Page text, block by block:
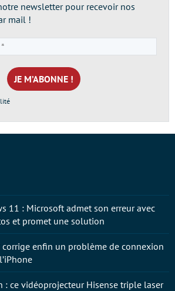
newsletter pour recevoir nos
mail !
e-
mail
*
11 : Microsoft admet son erreur avec
et promet une solution
corrige enfin un problème de connexion
: ce vidéoprojecteur Hisense triple laser